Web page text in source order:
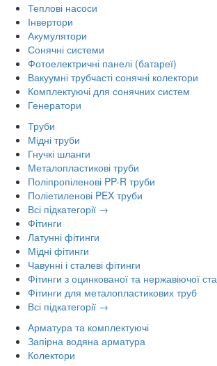
Теплові насоси
Інвертори
Акумулятори
Сонячні системи
Фотоелектричні панелі (батареї)
Вакуумні трубчасті сонячні колектори
Комплектуючі для сонячних систем
Генератори
Труби
Мідні труби
Гнучкі шланги
Металопластикові труби
Поліпропіленові PP-R труби
Поліетиленові PEX труби
Всі підкатегорії →
Фітинги
Латунні фітинги
Мідні фітинги
Чавунні і сталеві фітинги
Фітинги з оцинкованої та нержавіючої
Фітинги для металопластикових труб
Всі підкатегорії →
Арматура та комплектуючі
Запірна водяна арматура
Колектори